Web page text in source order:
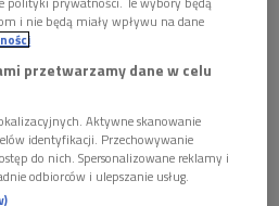
13:10
i nie będą miały wpływu na dane
przetwarzamy dane w celu
Aktywne skanowanie
identyfikacji. Przechowywanie
do nich. Spersonalizowane reklamy i
odbiorców i ulepszanie usług.